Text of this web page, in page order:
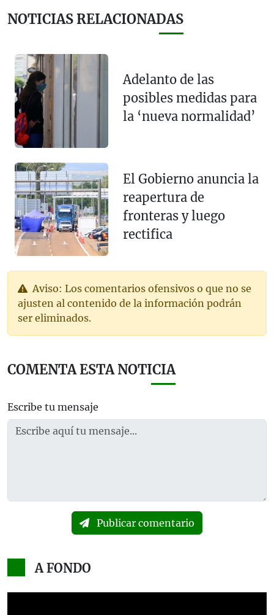
NOTICIAS RELACIONADAS
Adelanto de las
posibles medidas para
la ‘nueva normalidad’
El Gobierno anuncia la
reapertura de
fronteras y luego
rectifica
Aviso: Los comentarios ofensivos o que no se
ajusten al contenido de la información podrán
ser eliminados.
COMENTA ESTA NOTICIA
Escribe tu mensaje
Publicar comentario
A FONDO